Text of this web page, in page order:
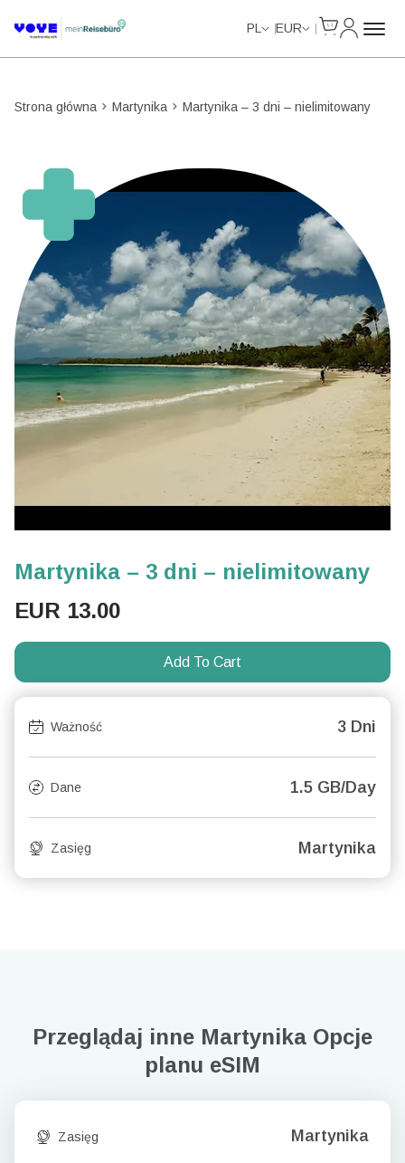
PL EUR
Strona główna Martynika Martynika – 3 dni – nielimitowany
Martynika – 3 dni – nielimitowany
EUR 13.00
Add To Cart
Ważność 3 Dni
Dane 1.5 GB/Day
Zasięg Martynika
Przeglądaj inne Martynika Opcje
planu eSIM
Zasięg Martynika